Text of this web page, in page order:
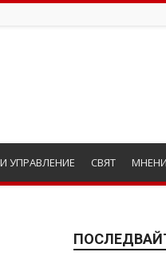
УПРАВЛЕНИЕ СВЯТ